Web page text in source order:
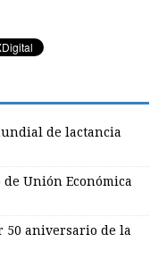
de lactancia
de Unión Económica
50 aniversario de la